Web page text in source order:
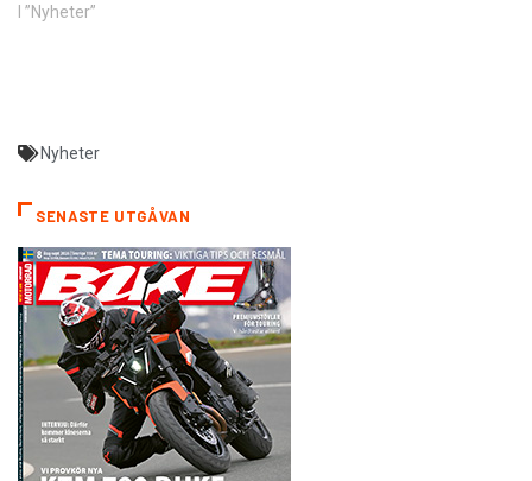
I ”Nyheter”
Nyheter
SENASTE UTGÅVAN